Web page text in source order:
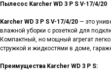
Пылесос Karcher WD 3 P S V-17/4/20
Karcher WD 3 P S V-17/4/20 — это
влажной уборки с розеткой для
Компактный, но мощный агрегат
стружкой и жидкостями в доме,
Преимущества Karcher WD 3 P S: